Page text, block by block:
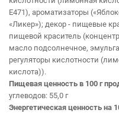
Е471), ароматизаторы
«Ликер»); декор - пищевые
пищевой краситель
масло подсолнечное,
регуляторы кислотности
кислота)).
Пищевая ценность в 100 г
углеводов: 55,0 г
Энергетическая ценность на